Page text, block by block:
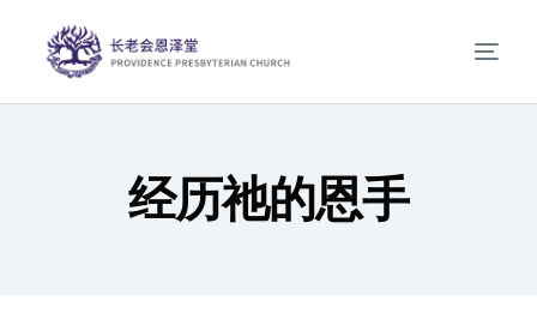
经历祂的恩手